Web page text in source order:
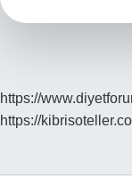
https://
https://